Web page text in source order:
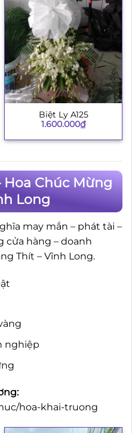
Biệt Ly A125
1.600.000₫
Hoa Chúc Mừng
Long
may mắn – phát tài –
hàng – doanh
Thít – Vĩnh Long.
nghiệp
hoa-khai-truong